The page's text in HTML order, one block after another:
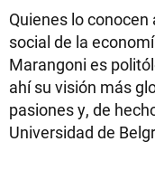
Quienes lo
social de la
Marangoni es
ahí su visión más
pasiones y, de
Universidad de